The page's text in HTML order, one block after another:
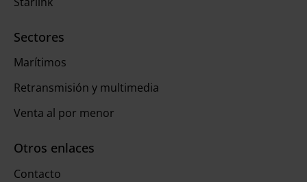
Sectores
Marítimos
Retransmisión y multimedia
Venta al por menor
Otros enlaces
Contacto